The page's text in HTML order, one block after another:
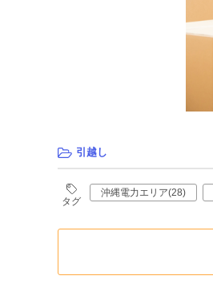
引越し
タグ
沖縄電力エリア(28)